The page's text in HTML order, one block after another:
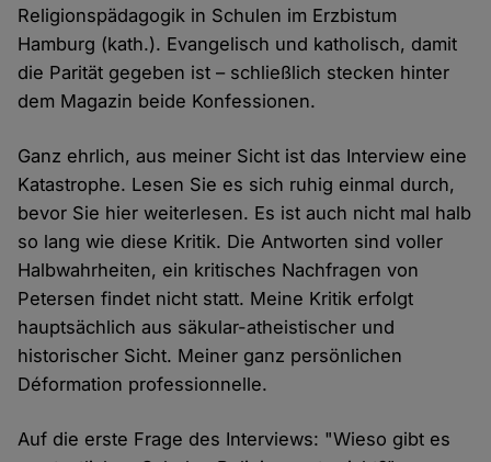
Religionspädagogik in Schulen im Erzbistum
Hamburg (kath.). Evangelisch und katholisch, damit
die Parität gegeben ist – schließlich stecken hinter
dem Magazin beide Konfessionen.
Ganz ehrlich, aus meiner Sicht ist das Interview eine
Katastrophe. Lesen Sie es sich ruhig einmal durch,
bevor Sie hier weiterlesen. Es ist auch nicht mal halb
so lang wie diese Kritik. Die Antworten sind voller
Halbwahrheiten, ein kritisches Nachfragen von
Petersen findet nicht statt. Meine Kritik erfolgt
hauptsächlich aus säkular-atheistischer und
historischer Sicht. Meiner ganz persönlichen
Déformation professionnelle.
Auf die erste Frage des Interviews: "Wieso gibt es